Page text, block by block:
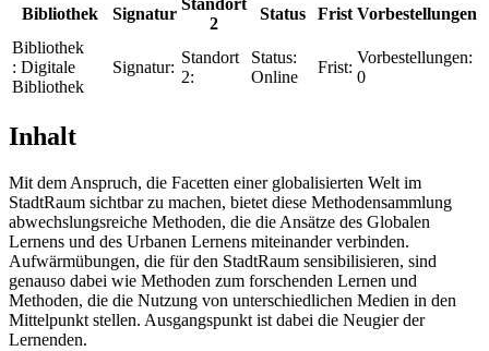
Bibliothek Signatur
Standort
2
Status Frist Vorbestellungen
Bibliothek
: Digitale
Bibliothek
Signatur:
Standort
2:
Status:
Online
Frist:
Vorbestellungen:
0
Inhalt
Mit dem Anspruch, die Facetten einer globalisierten Welt im
StadtRaum sichtbar zu machen, bietet diese Methodensammlung
abwechslungsreiche Methoden, die die Ansätze des Globalen
Lernens und des Urbanen Lernens miteinander verbinden.
Aufwärmübungen, die für den StadtRaum sensibilisieren, sind
genauso dabei wie Methoden zum forschenden Lernen und
Methoden, die die Nutzung von unterschiedlichen Medien in den
Mittelpunkt stellen. Ausgangspunkt ist dabei die Neugier der
Lernenden.